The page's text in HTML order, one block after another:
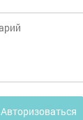
Авторизоваться